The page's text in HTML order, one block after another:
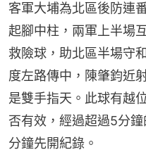
客軍大埔為北區後防連
起腳中柱，兩軍上半場
救險球，助北區半場守
度左路傳中，陳肇鈞近
是雙手指天。此球有越
否有效，經過超過5分
分鐘先開紀錄。